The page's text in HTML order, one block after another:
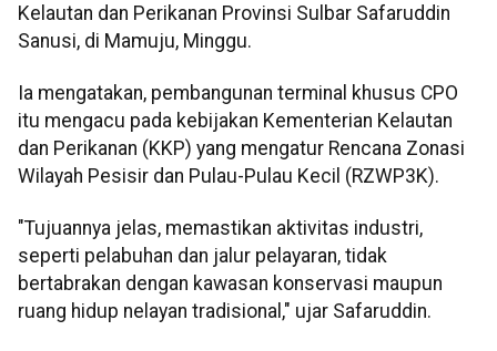
Kelautan dan Perikanan Provinsi Sulbar Safaruddin
Sanusi, di Mamuju, Minggu.
Ia mengatakan, pembangunan terminal khusus CPO
itu mengacu pada kebijakan Kementerian Kelautan
dan Perikanan (KKP) yang mengatur Rencana Zonasi
Wilayah Pesisir dan Pulau-Pulau Kecil (RZWP3K).
"Tujuannya jelas, memastikan aktivitas industri,
seperti pelabuhan dan jalur pelayaran, tidak
bertabrakan dengan kawasan konservasi maupun
ruang hidup nelayan tradisional," ujar Safaruddin.